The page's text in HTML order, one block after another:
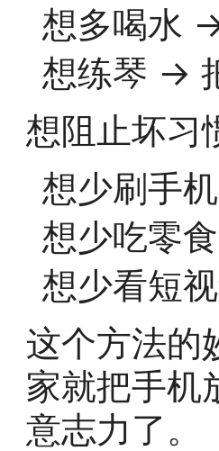
想多喝水
想练琴 →
想阻止坏习
想少刷手
想少吃零
想少看短
这个方法的
家就把手机
意志力了。